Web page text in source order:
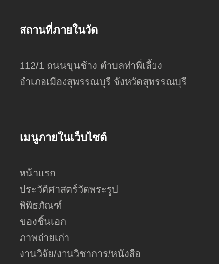
สถานที่ภายในวัด
112/1 ถนนขุนช้าง ตำบลท่าพี่เลี้ยง
อำเภอเมืองสุพรรณบุรี จังหวัดสุพรรณบุรี
เมนูภายในเว็บไซต์
หน้าแรก
ประวัติศาสตร์วัดพระรูป
พิพิธภัณฑ์
ของชิ้นเอก
ภาพถ่ายเก่า
งานวิจัย/งานวิชาการ/หนังสือ